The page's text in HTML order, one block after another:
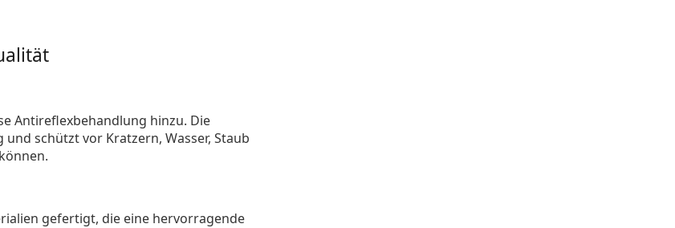
Antireflexbehandlung hinzu. Die
schützt vor Kratzern, Wasser, Staub
gefertigt, die eine hervorragende